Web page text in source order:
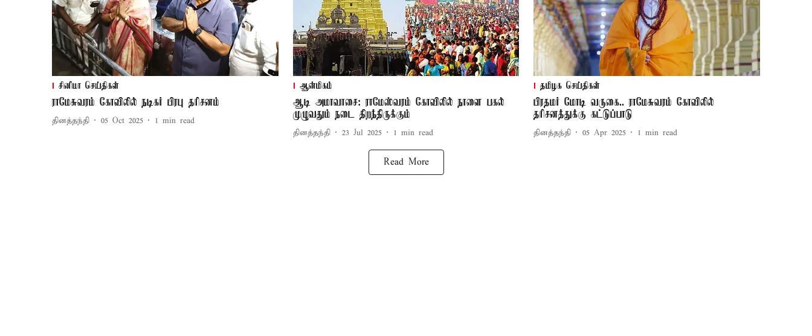
சினிமா செய்திகள்
ராமேசுவரம் கோவிலில் நடிகர் பிரபு தரிசனம்
தினத்தந்தி 05 Oct 2025 1 min read
ஆன்மிகம்
ஆடி அமாவாசை: ராமேஸ்வரம் கோவிலில் நாளை பகல்
முழுவதும் நடை திறந்திருக்கும்
தினத்தந்தி 23 Jul 2025 1 min read
தமிழக செய்திகள்
பிரதமர் மோடி வருகை.. ராமேசுவரம் கோவிலில்
தரிசனத்துக்கு கட்டுப்பாடு
தினத்தந்தி 05 Apr 2025 1 min read
Read More